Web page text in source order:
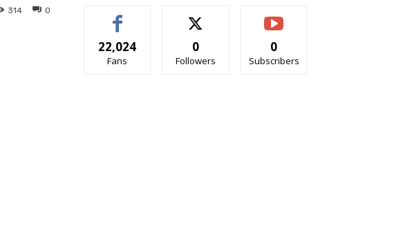
0
314
22,024
Fans
0
Followers
0
Subscribers